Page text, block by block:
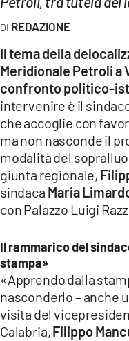
LACPLAY.IT
LACTV.IT
LACONAIR.IT
LACITYMAG.IT
ILREGGINO.IT
COSENZACHANNEL.IT
ILVIBONESE.IT
LACAPITALENEWS.IT
App
ANDROID
REDAZIONE
Il tema della
Meridionale Petroli a
confronto politico-
intervenire è il
che accoglie con
ma non nasconde il
modalità del
giunta regionale,
sindaca Maria
con Palazzo Luigi
Il rammarico del
stampa»
«Apprendo dalla
nasconderlo – anche
visita del
Calabria,Filippo